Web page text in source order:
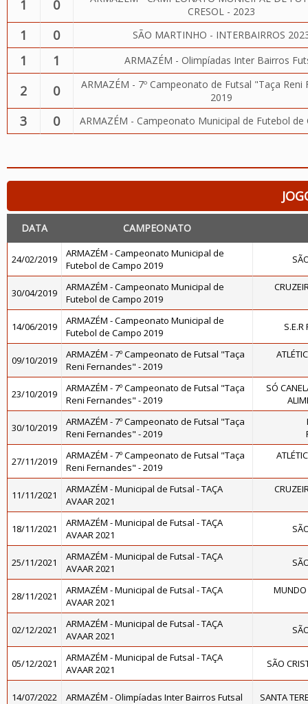
1 0
CRESOL - 2023
1 0 SÃO MARTINHO - INTERBAIRROS
1 1 ARMAZÉM - Olimpíadas Inter Bairros
2 0
ARMAZÉM - 7º Campeonato de Futsal "Taça Reni
2019
3 0 ARMAZÉM - Campeonato Municipal de Futebol de
DATA CAMPEONATO
24/02/2019
ARMAZÉM - Campeonato Municipal de
Futebol de Campo 2019
30/04/2019
ARMAZÉM - Campeonato Municipal de
Futebol de Campo 2019
14/06/2019
ARMAZÉM - Campeonato Municipal de
Futebol de Campo 2019
S.E.R
09/10/2019
ARMAZÉM - 7º Campeonato de Futsal "Taça
Reni Fernandes" - 2019
23/10/2019
ARMAZÉM - 7º Campeonato de Futsal "Taça
Reni Fernandes" - 2019
SÓ
30/10/2019
ARMAZÉM - 7º Campeonato de Futsal "Taça
Reni Fernandes" - 2019
27/11/2019
ARMAZÉM - 7º Campeonato de Futsal "Taça
Reni Fernandes" - 2019
11/11/2021
ARMAZÉM - Municipal de Futsal - TAÇA
AVAAR 2021
18/11/2021
ARMAZÉM - Municipal de Futsal - TAÇA
AVAAR 2021
25/11/2021
ARMAZÉM - Municipal de Futsal - TAÇA
AVAAR 2021
28/11/2021
ARMAZÉM - Municipal de Futsal - TAÇA
AVAAR 2021
02/12/2021
ARMAZÉM - Municipal de Futsal - TAÇA
AVAAR 2021
05/12/2021
ARMAZÉM - Municipal de Futsal - TAÇA
AVAAR 2021
SÃO
14/07/2022 ARMAZÉM - Olimpíadas Inter Bairros Futsal SANTA